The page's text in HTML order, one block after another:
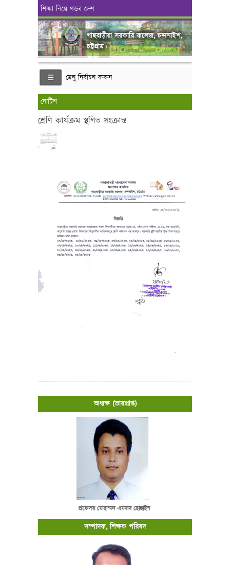
শিক্ষা নিয়ে গড়ব দেশ
গাছবাড়ীয়া সরকারি কলেজ, চন্দনাইশ,
চট্টগ্রাম।
মেনু নির্বাচন করুন
নোটিশ
শ্রেণি কার্যক্রম স্থগিত সংক্রান্ত
অধ্যক্ষ (ভারপ্রাপ্ত)
প্রফেসর মোহাম্মদ এমদাদ হোছাইন
সম্পাদক, শিক্ষক পরিষদ